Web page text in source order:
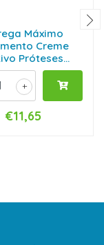
Máximo
Creme
Próteses...
+
€11,65